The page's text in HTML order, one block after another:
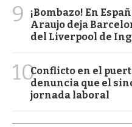
9
¡Bombazo! En
Araujo deja
del Liverpool de
10Conflicto en el
denuncia que el
jornada laboral